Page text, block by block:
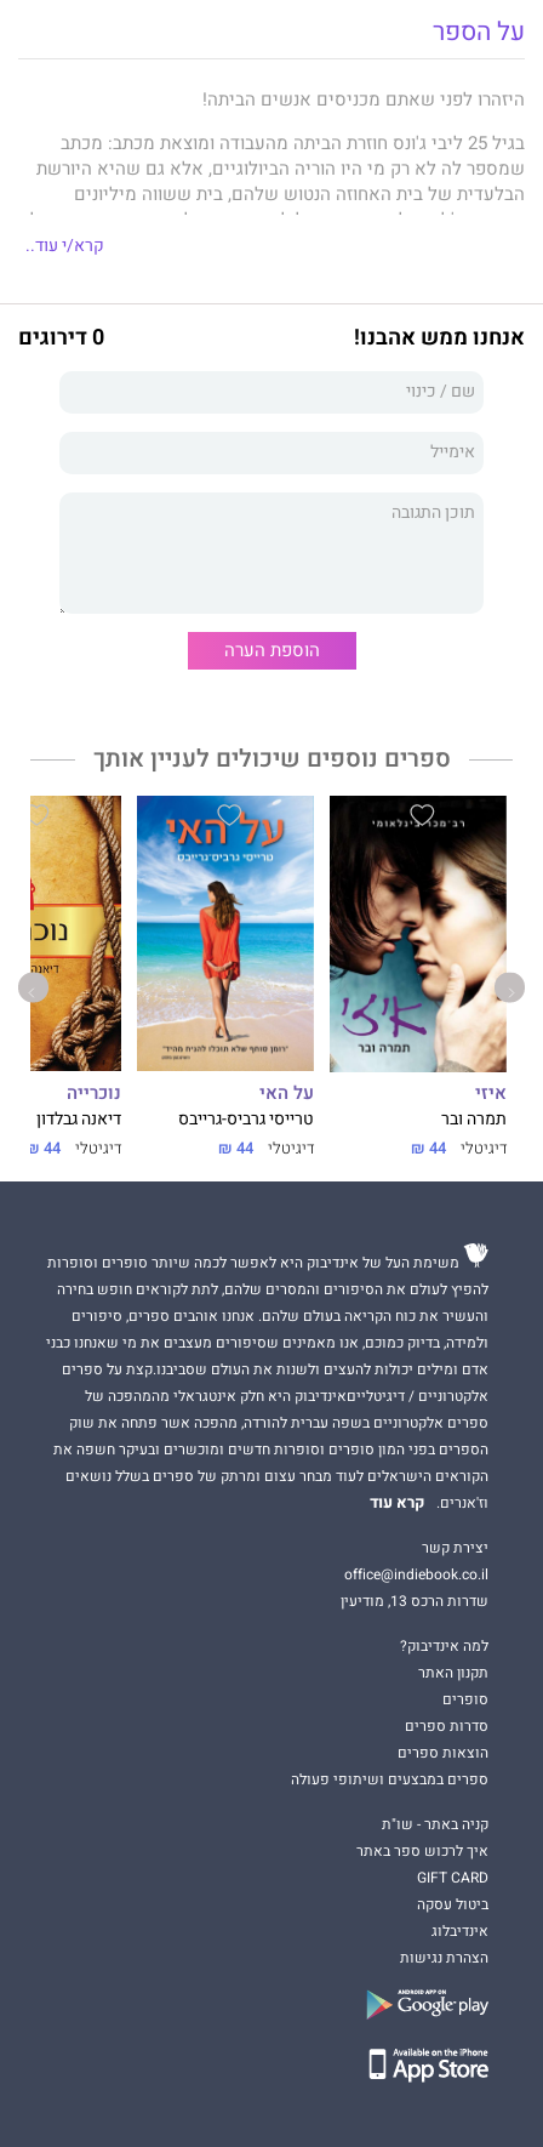
על הספר
היזהרו לפני שאתם מכניסים אנשים הביתה!
בגיל 25 ליבי ג'ונס חוזרת הביתה מהעבודה ומוצאת מכתב: מכתב
שמספר לה לא רק מי היו הוריה הביולוגיים, אלא גם שהיא היורשת
הבלעדית של בית האחוזה הנטוש שלהם, בית ששווה מיליונים
בשכונת צ'לסי בלונדון. חייה של ליבי עומדים להשתנות מן הקצה אל
הקצה, אבל אין לה מושג שיש גם אחרים שמחכים ליום הזה —
בעקבות דיווח על בכי של תינוק. כשהשוטרים הגיעו הם מצאו תינוקת
למטה היו שלוש גופות בנות כמה ימים, לבושות שחורים, ולידן פתק
ארבעת הילדים האחרים שגרו בצ'ייני ווק נעלמו כלא היו.
ליסה ג'ואל, ילידת לונדון, כתבה את ספרה הראשון, "המסיבה של
רלף", בעקבות התערבות, והוא היה לספר הביכורים הנמכר ביותר
"קריפּי, אפל ומורכב... מותחן שבולע אותך. חוויית קריאה מצמררת!"
קרא/י עוד..
אנחנו ממש אהבנו! 0 דירוגים
הוספת הערה
ספרים נוספים שיכולים לעניין אותך
איזי
תמרה ובר
דיגיטלי 44 ₪
על האי
טרייסי גרביס-גרייבס
דיגיטלי 44 ₪
נוכרייה
דיאנה גבלדון
דיגיטלי 44 ₪
משימת העל של אינדיבוק היא לאפשר לכמה שיותר סופרים וסופרות
להפיץ לעולם את הסיפורים והמסרים שלהם, לתת לקוראים חופש בחירה
והעשיר את כוח הקריאה בעולם שלהם. אנחנו אוהבים ספרים, סיפורים
ולמידה, בדיוק כמוכם, אנו מאמינים שסיפורים מעצבים את מי שאנחנו כבני
אדם ומילים יכולות להעצים ולשנות את העולם שסביבנו.קצת על ספרים
אלקטרוניים / דיגיטלייםאינדיבוק היא חלק אינטגראלי מהמהפכה של
ספרים אלקטרוניים בשפה עברית להורדה, מהפכה אשר פתחה את שוק
הספרים בפני המון סופרים וסופרות חדשים ומוכשרים ובעיקר חשפה את
הקוראים הישראלים לעוד מבחר עצום ומרתק של ספרים בשלל נושאים
וז'אנרים.
קרא עוד
יצירת קשר
office@indiebook.co.il
שדרות הרכס 13, מודיעין
למה אינדיבוק?
תקנון האתר
סופרים
סדרות ספרים
הוצאות ספרים
ספרים במבצעים ושיתופי פעולה
קניה באתר - שו"ת
איך לרכוש ספר באתר
GIFT CARD
ביטול עסקה
אינדיבלוג
הצהרת נגישות